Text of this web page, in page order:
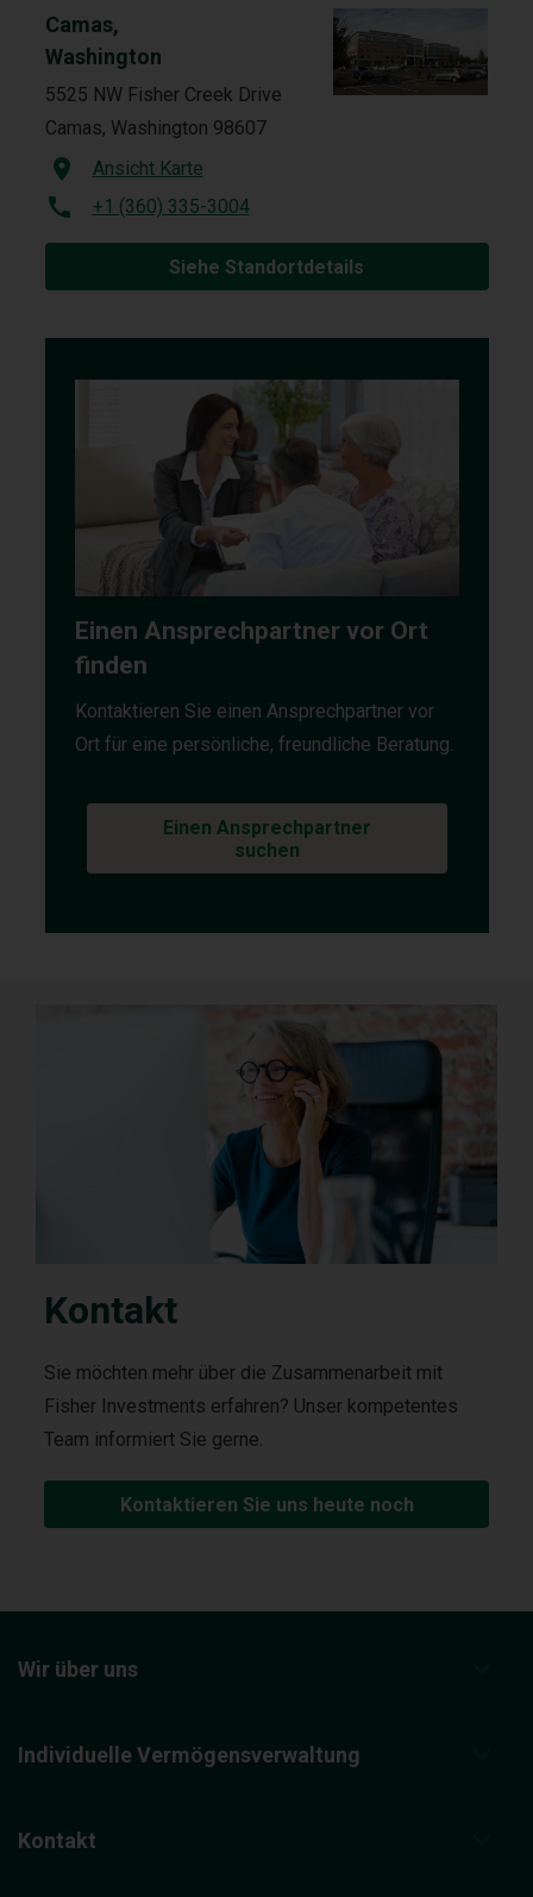
Camas,
Washington
5525 NW Fisher Creek Drive
Camas, Washington 98607
Ansicht Karte
+1 (360) 335-3004
Siehe Standortdetails
Einen Ansprechpartner vor Ort
finden
Kontaktieren Sie einen Ansprechpartner vor
Ort für eine persönliche, freundliche Beratung.
Einen Ansprechpartner
suchen
Kontakt
Sie möchten mehr über die Zusammenarbeit mit
Fisher Investments erfahren? Unser kompetentes
Team informiert Sie gerne.
Kontaktieren Sie uns heute noch
Wir über uns
Individuelle Vermögensverwaltung
Kontakt